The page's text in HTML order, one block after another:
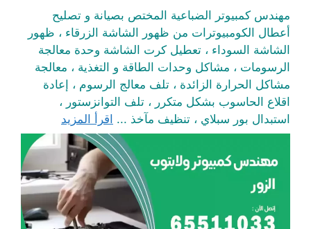
مهندس كمبيوتر الضباعية المختص بصيانة و تصليح
أعطال الكومبيوترات من ظهور الشاشة الزرقاء ، ظهور
الشاشة السوداء ، تعطيل كرت الشاشة وحدة معالجة
الرسومات ، مشاكل وحدات الطاقة و التغذية ، معالجة
مشاكل الحرارة الزائدة ، تلف معالج الرسوم ، إعادة
اقلاع الحاسوب بشكل متكرر ، تلف التوانزستور ،
استبدال بور سبلاي ، تنظيف مآخذ ... اقرأ المزيد